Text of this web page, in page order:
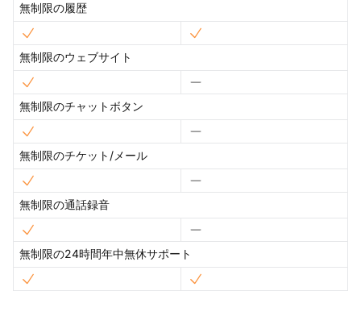
無制限の履歴
無制限のウェブサイト
無制限のチャットボタン
無制限のチケット/メール
無制限の通話録音
無制限の24時間年中無休サポート